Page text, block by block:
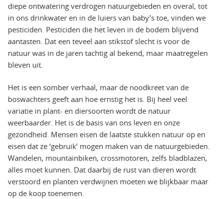
diepe ontwatering verdrogen natuurgebieden en overal, tot
in ons drinkwater en in de luiers van baby’s toe, vinden we
pesticiden. Pesticiden die het leven in de bodem blijvend
aantasten. Dat een teveel aan stikstof slecht is voor de
natuur was in de jaren tachtig al bekend, maar maatregelen
bleven uit.
Het is een somber verhaal, maar de noodkreet van de
boswachters geeft aan hoe ernstig het is. Bij heel veel
variatie in plant- en diersoorten wordt de natuur
weerbaarder. Het is de basis van ons leven en onze
gezondheid. Mensen eisen de laatste stukken natuur op en
eisen dat ze ‘gebruik’ mogen maken van de natuurgebieden.
Wandelen, mountainbiken, crossmotoren, zelfs bladblazen,
alles moet kunnen. Dat daarbij de rust van dieren wordt
verstoord en planten verdwijnen moeten we blijkbaar maar
op de koop toenemen.